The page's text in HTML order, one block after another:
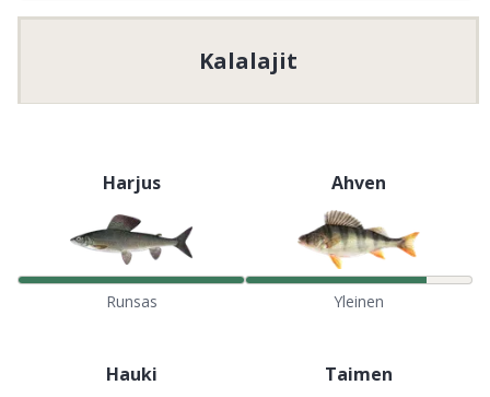
Kalalajit
Harjus
Runsas
Ahven
Yleinen
Hauki Taimen